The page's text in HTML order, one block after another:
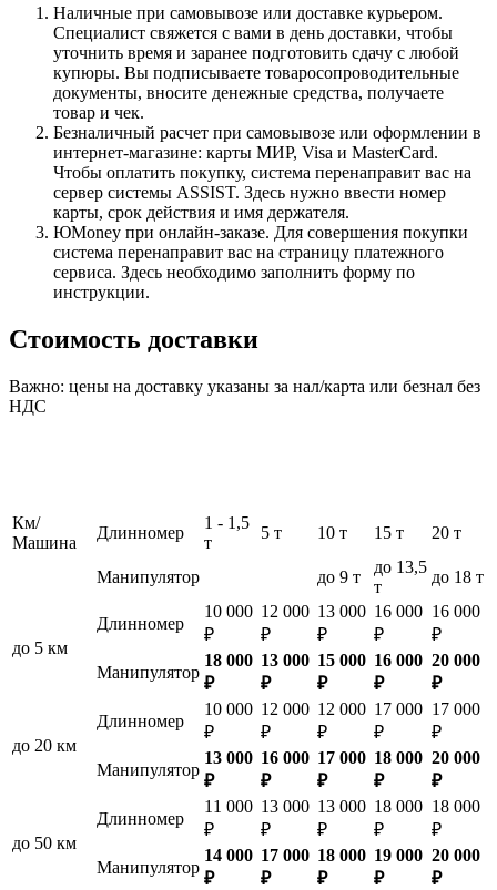
Наличные при самовывозе или доставке курьером.
Специалист свяжется с вами в день доставки, чтобы
уточнить время и заранее подготовить сдачу с любой
купюры. Вы подписываете товаросопроводительные
документы, вносите денежные средства, получаете
товар и чек.
Безналичный расчет при самовывозе или оформлении в
интернет-магазине: карты МИР, Visa и MasterCard.
Чтобы оплатить покупку, система перенаправит вас на
сервер системы ASSIST. Здесь нужно ввести номер
карты, срок действия и имя держателя.
ЮMoney при онлайн-заказе. Для совершения покупки
система перенаправит вас на страницу платежного
сервиса. Здесь необходимо заполнить форму по
инструкции.
Стоимость доставки
Важно: цены на доставку указаны за нал/карта или безнал без
НДС
Км/
Машина
Длинномер
1 - 1,5
т
5 т 10 т 15 т 20 т
Манипулятор до 9 т
до 13,5
т
до 18 т
до 5 км
Длинномер
10 000
₽
12 000
₽
13 000
₽
16 000
₽
16 000
₽
Манипулятор
18 000
₽
13 000
₽
15 000
₽
16 000
₽
20 000
₽
до 20 км
Длинномер
10 000
₽
12 000
₽
12 000
₽
17 000
₽
17 000
₽
Манипулятор
13 000
₽
16 000
₽
17 000
₽
18 000
₽
20 000
₽
до 50 км
Длинномер
11 000
₽
13 000
₽
13 000
₽
18 000
₽
18 000
₽
Манипулятор
14 000
₽
17 000
₽
18 000
₽
19 000
₽
20 000
₽